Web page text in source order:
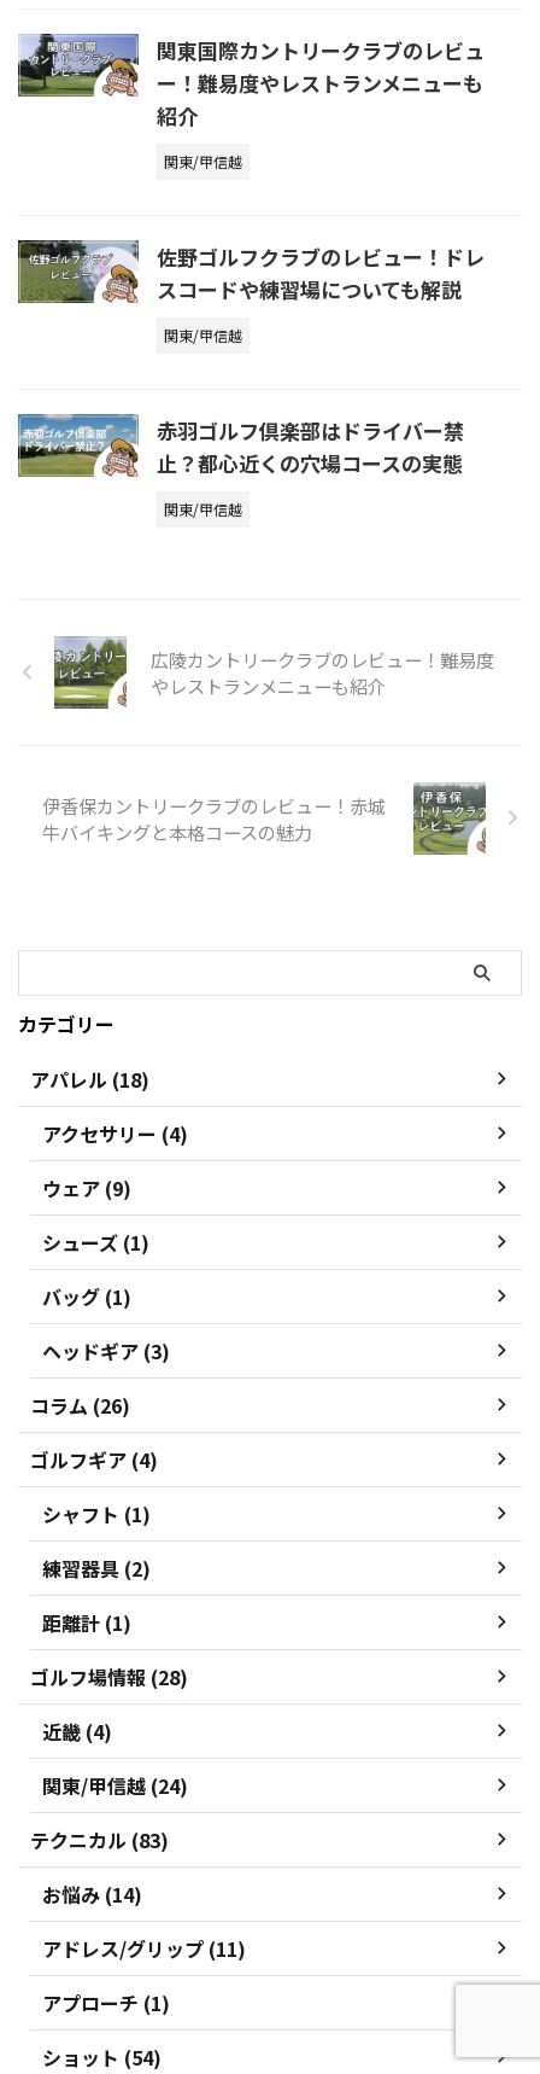
関東国際カントリークラブのレビュ
ー！難易度やレストランメニューも
紹介
関東/甲信越
佐野ゴルフクラブのレビュー！ドレ
スコードや練習場についても解説
関東/甲信越
赤羽ゴルフ倶楽部はドライバー禁
止？都心近くの穴場コースの実態
関東/甲信越
広陵カントリークラブのレビュー！難易度
やレストランメニューも紹介
伊香保カントリークラブのレビュー！赤城
牛バイキングと本格コースの魅力
カテゴリー
アパレル (18)
アクセサリー (4)
ウェア (9)
シューズ (1)
バッグ (1)
ヘッドギア (3)
コラム (26)
ゴルフギア (4)
シャフト (1)
練習器具 (2)
距離計 (1)
ゴルフ場情報 (28)
近畿 (4)
関東/甲信越 (24)
テクニカル (83)
お悩み (14)
アドレス/グリップ (11)
アプローチ (1)
ショット (54)